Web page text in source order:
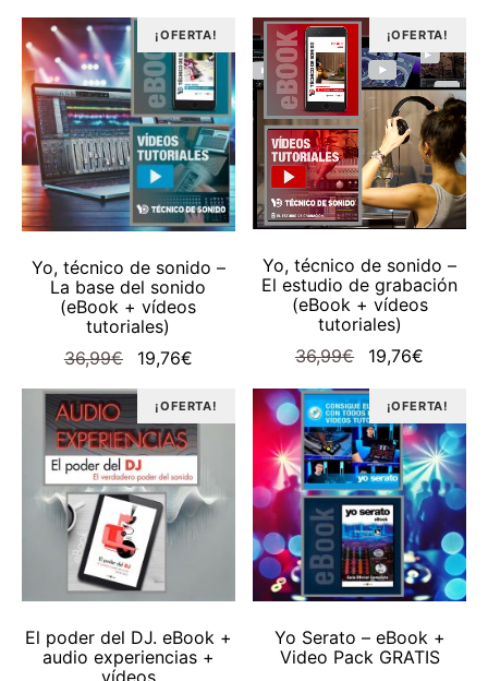
original
era:
26,83€.
actual
es:
18,72€.
original
era:
28,80€.
actual
es:
¡OFERTA!
AÑADIR AL CARRITO
Yo, técnico de sonido –
La base del sonido
(eBook + vídeos
tutoriales)
36,99€
El
original
era:
36,99€.
19,76€El
actual
es:
19,76€.
¡OFERTA!
AÑADIR AL CARRITO
Yo, técnico de sonido –
El estudio de grabación
(eBook + vídeos
tutoriales)
36,99€
El
original
era:
36,99€.
19,76€
actual
es:
19,76€.
¡OFERTA!
AÑADIR AL CARRITO
El poder del DJ. eBook +
audio experiencias +
¡OFERTA!
AÑADIR AL CARRITO
Yo Serato – eBook +
Video Pack GRATIS